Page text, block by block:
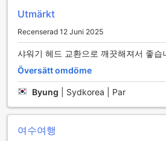
Utmärkt
Recenserad 12 Juni 2025
샤워기 헤드 교환으로 깨끗해져서 좋습
Översätt omdöme
Byung Sydkorea | Par
여수여행